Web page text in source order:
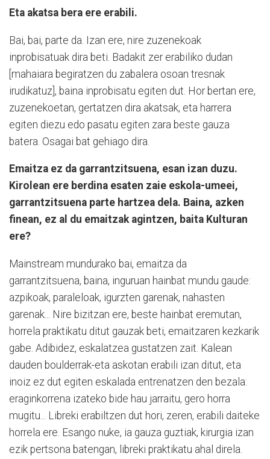
Eta akatsa bera ere erabili.
Bai, bai, parte da. Izan ere, nire zuzenekoak
inprobisatuak dira beti. Badakit zer erabiliko dudan
[mahaiara begiratzen du zabalera osoan tresnak
irudikatuz], baina inprobisatu egiten dut. Hor bertan ere,
zuzenekoetan, gertatzen dira akatsak, eta harrera
egiten diezu edo pasatu egiten zara beste gauza
batera. Osagai bat gehiago dira.
Emaitza ez da garrantzitsuena, esan izan duzu.
Kirolean ere berdina esaten zaie eskola-umeei,
garrantzitsuena parte hartzea dela. Baina, azken
finean, ez al du emaitzak agintzen, baita Kulturan
ere?
Mainstream mundurako bai, emaitza da
garrantzitsuena, baina, inguruan hainbat mundu gaude:
azpikoak, paraleloak, igurzten garenak, nahasten
garenak... Nire bizitzan ere, beste hainbat eremutan,
horrela praktikatu ditut gauzak beti, emaitzaren kezkarik
gabe. Adibidez, eskalatzea gustatzen zait. Kalean
dauden boulderrak-eta askotan erabili izan ditut, eta
inoiz ez dut egiten eskalada entrenatzen den bezala:
eraginkorrena izateko bide hau jarraitu, gero horra
mugitu... Libreki erabiltzen dut hori, zeren, erabili daiteke
horrela ere. Esango nuke, ia gauza guztiak, kirurgia izan
ezik pertsona batengan, libreki praktikatu ahal direla.